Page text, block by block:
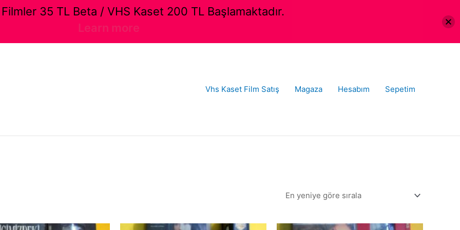
Vhs Kaset Film Satış Magaza Hesabım Sepetim
35 TL Beta / VHS Kaset 200 TL Başlamaktadır.
Learn more